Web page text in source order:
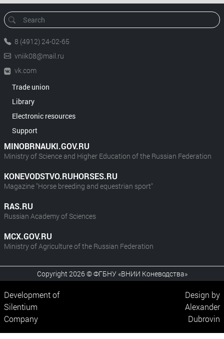
8 (4912) 24-02-65
vniik08@mail.ru
vk.com
Trade union
Library
Electronic resources
Support
MINOBRNAUKI.GOV.RU
Ministry of Science and Higher Education of the Russian Federation
KONEVODSTVO.RUHORSES.RU
Magazine "Horse breeding and equestrian sport"
RAS.RU
Russian Academy of Sciences
MCX.GOV.RU
Ministry of Agriculture of the Russian Federation
Copyright 2026 © ФГБНУ «ВНИИ Коневодства»
Development of
Silentium
Company
Design by
Alexander
Dubrovin